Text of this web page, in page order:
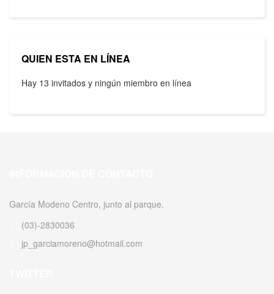
QUIEN ESTA EN LÍNEA
Hay 13 invitados y ningún miembro en línea
García Modeno Centro, junto al parque.
(03)-2830036
jp_garciamoreno@hotmail.com